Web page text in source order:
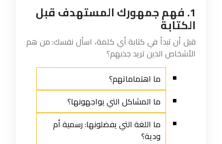
1. فهم جمهورك المستهدف قبل
الكتابة
قبل أن تبدأ في كتابة أي كلمة، اسأل نفسك: من هم
الأشخاص الذين تريد جذبهم؟
ما اهتماماتهم؟
ما المشاكل التي يواجهونها؟
ما اللغة التي يفضلونها: رسمية أم
ودية؟